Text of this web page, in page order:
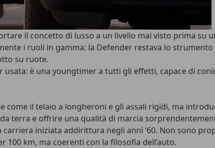
il concetto di lusso a un livello mai visto prima su
i ruoli in gamma: la Defender restava lo
su ruote.
usata: è una youngtimer a tutti gli effetti, capace di
come il telaio a longheroni e gli assali rigidi, ma
terra e offrire una qualità di marcia
carriera iniziata addirittura negli anni ’60. Non sono
100 km, ma coerenti con la filosofia dell’auto.